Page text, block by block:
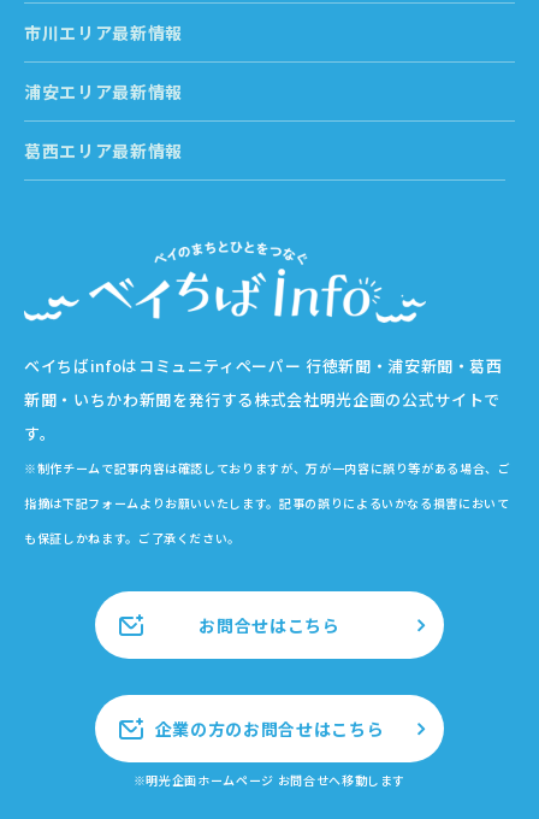
ベイちばinfoはコミュニティペーパー 行徳新聞・浦安新聞・葛西
新聞・いちかわ新聞を発行する株式会社明光企画の公式サイトで
す。
※制作チームで記事内容は確認しておりますが、万が一内容に誤り等がある場合、ご
指摘は下記フォームよりお願いいたします。記事の誤りによるいかなる損害において
も保証しかねます。ご了承ください。
お問合せはこちら
企業の方のお問合せはこちら
※明光企画ホームページ お問合せへ移動します
市川エリア最新情報
浦安エリア最新情報
葛西エリア最新情報